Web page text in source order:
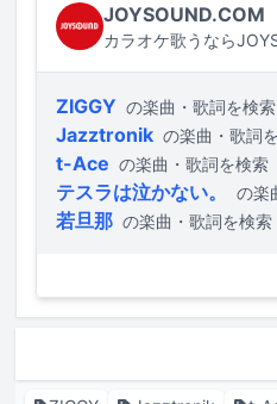
JOYSOUND.COM
カラオケ歌うなら
ZIGGY の楽曲・歌詞を検索
Jazztronik の楽曲・歌詞
t-Ace の楽曲・歌詞を検索
テスラは泣かない。 の楽
若旦那 の楽曲・歌詞を検索